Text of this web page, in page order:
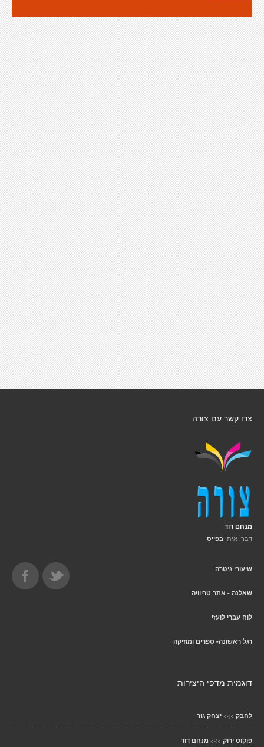
צרו קשר עם צורה
מנחם דוד
דברו איתי בפייס
שיעורי גיטרה
שאלנה - אתר טריוויה
לוח עברי לועזי
רגל ראשונה- ספרים ומוזיקה
דוגמית מדפי היצירות
לחבק >>> יצחק גור
פוקוס ירוק >>> מנחם דוד